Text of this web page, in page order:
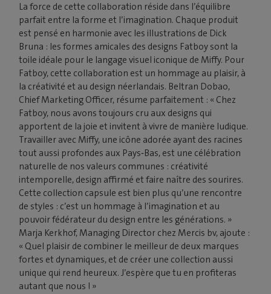
La force de cette collaboration réside dans l’équilibre
parfait entre la forme et l’imagination. Chaque produit
est pensé en harmonie avec les illustrations de Dick
Bruna : les formes amicales des designs Fatboy sont la
toile idéale pour le langage visuel iconique de Miffy. Pour
Fatboy, cette collaboration est un hommage au plaisir, à
la créativité et au design néerlandais. Beltran Dobao,
Chief Marketing Officer, résume parfaitement : « Chez
Fatboy, nous avons toujours cru aux designs qui
apportent de la joie et invitent à vivre de manière ludique.
Travailler avec Miffy, une icône adorée ayant des racines
tout aussi profondes aux Pays‑Bas, est une célébration
naturelle de nos valeurs communes : créativité
intemporelle, design affirmé et faire naître des sourires.
Cette collection capsule est bien plus qu’une rencontre
de styles : c’est un hommage à l’imagination et au
pouvoir fédérateur du design entre les générations. »
Marja Kerkhof, Managing Director chez Mercis bv, ajoute :
« Quel plaisir de combiner le meilleur de deux marques
fortes et dynamiques, et de créer une collection aussi
unique qui rend heureux. J’espère que tu en profiteras
autant que nous ! »